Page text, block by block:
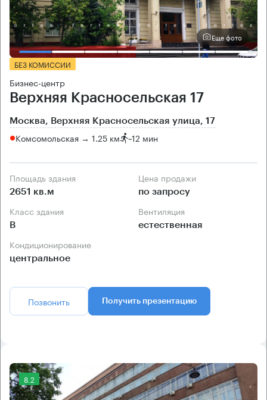
Еще фото
БЕЗ КОМИССИИ
Бизнес-центр
Верхняя Красносельская 17
Москва, Верхняя Красносельская улица, 17
Комсомольская → 1.25 км ~12 мин
Площадь здания
2651 кв.м
Цена продажи
по запросу
Класс здания
B
Вентиляция
естественная
Кондиционирование
центральное
Позвонить Получить презентацию
8.2